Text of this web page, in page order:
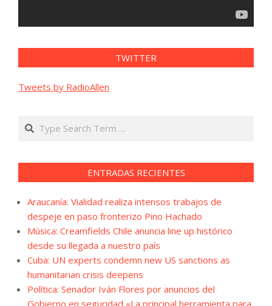
TWITTER
Tweets by RadioAllen
Search
ENTRADAS RECIENTES
Araucanía: Vialidad realiza intensos trabajos de
despeje en paso fronterizo Pino Hachado
Música: Creamfields Chile anuncia line up histórico
desde su llegada a nuestro país
Cuba: UN experts condemn new US sanctions as
humanitarian crisis deepens
Política: Senador Iván Flores por anuncios del